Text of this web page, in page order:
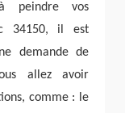
peindre vos
34150, il est
demande de
allez avoir
comme : le